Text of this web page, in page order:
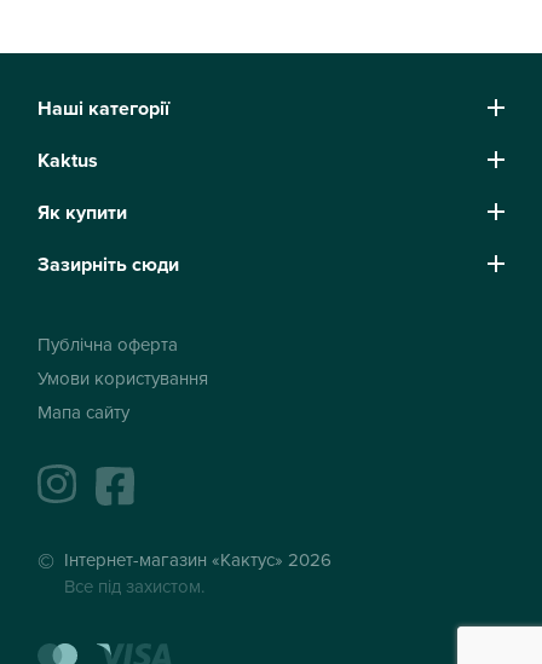
Наші категорії
Kaktus
Як купити
Зазирніть сюди
Публічна оферта
Умови користування
Мапа сайту
instagramfacebook
Інтернет-магазин «Кактус» 2026
Все під захистом.
mastercard